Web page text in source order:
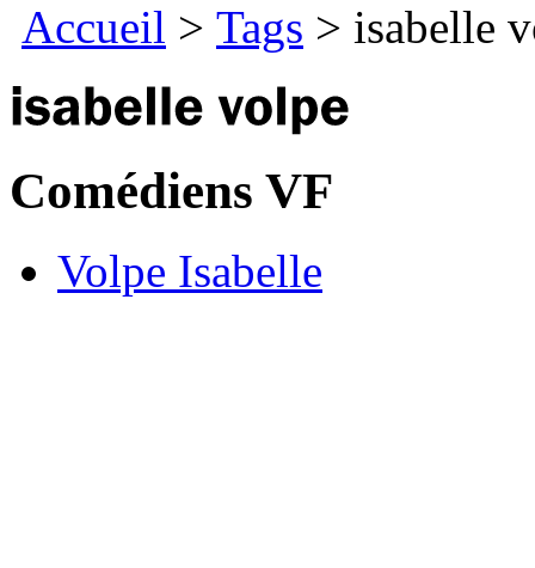
Accueil > Tags > isabelle
Comédiens VF
Volpe Isabelle